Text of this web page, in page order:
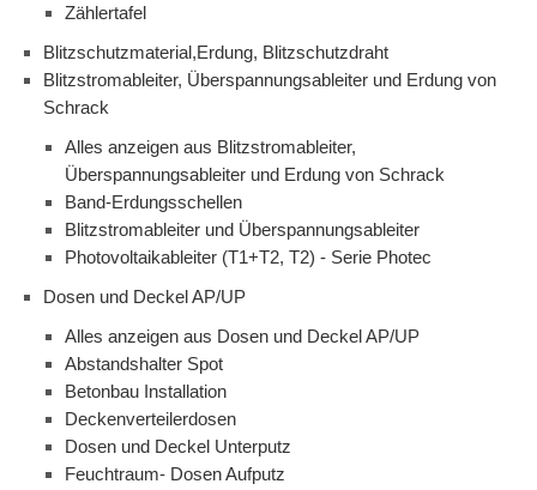
Zählertafel
Blitzschutzmaterial,Erdung, Blitzschutzdraht
Blitzstromableiter, Überspannungsableiter und Erdung von
Schrack
Alles anzeigen aus Blitzstromableiter,
Überspannungsableiter und Erdung von Schrack
Band-Erdungsschellen
Blitzstromableiter und Überspannungsableiter
Photovoltaikableiter (T1+T2, T2) - Serie Photec
Dosen und Deckel AP/UP
Alles anzeigen aus Dosen und Deckel AP/UP
Abstandshalter Spot
Betonbau Installation
Deckenverteilerdosen
Dosen und Deckel Unterputz
Feuchtraum- Dosen Aufputz